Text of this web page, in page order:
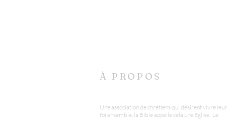
À PROPOS
Une association de chrétiens qui désirent vivre leur
foi ensemble, la Bible appelle cela une Eglise. Le